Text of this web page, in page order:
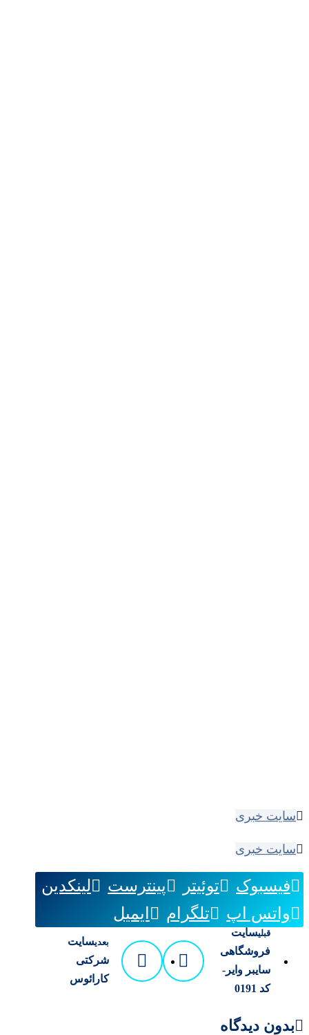
سایت خبری
سایت خبری
فیسبوک توئیتر پینترست
لینکدین
واتس اپ
تلگرام ایمیل
قبلیسایت
فروشگاهی
سایبر وایر-
کد 0191
بعدیسایت
شرکتی
کارائوس
بدون دیدگاه